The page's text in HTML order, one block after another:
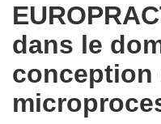
the
following
languages:
dans le
conception